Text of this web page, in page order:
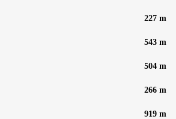
227 m
543 m
504 m
266 m
919 m